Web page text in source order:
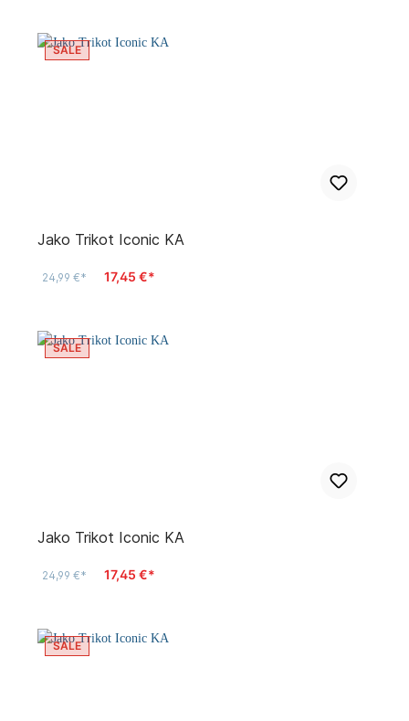
SALE
Jako Trikot Iconic KA
24,99 €* 17,45 €*
SALE
Jako Trikot Iconic KA
24,99 €* 17,45 €*
SALE